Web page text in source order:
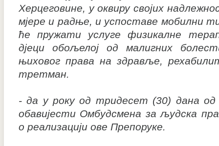
Херцеговине, у оквиру својих
мјере и радње, и успоставе мобилни
ће пружати услуге физикалне
дјеци обољелој од малигних
њиховог права на здравље,
третман.
- да у року од тридесет (30) дана од
обавијести Омбудсмена за људска
о реализацији ове Препоруке.